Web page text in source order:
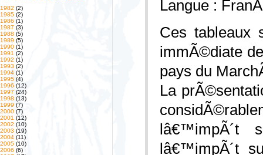
1982 (2)
1985 (2)
1986 (1)
1987 (3)
1988 (5)
1989 (5)
1990 (1)
1991 (2)
1992 (1)
1993 (2)
1994 (1)
1995 (4)
1996 (12)
1997 (24)
1998 (13)
1999 (7)
2000 (7)
2001 (12)
2002 (10)
2003 (19)
2004 (11)
2005 (10)
2006 (6)
Langue :
Ces tableaux
immÃ©diate
pays du
La
lâ€™impÃ´t
lâ€™impÃ´t